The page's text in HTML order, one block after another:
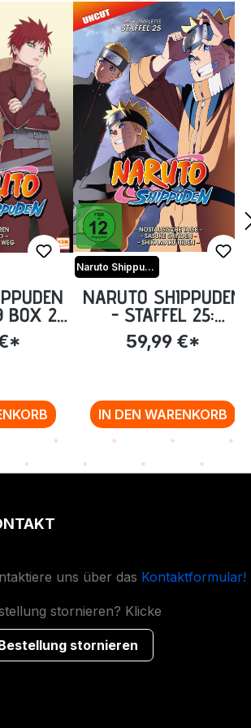
BOX 2:
633
Naruto Shippuden
NARUTO SHIPPUDEN
- STAFFEL 25:
EPISODE 700-713
(UNCUT) [DVD]
59,99 €*
IN DEN WARENKORB
uns über das Kontaktformular!
stornieren? Klicke
stornieren